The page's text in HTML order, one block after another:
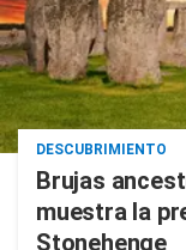
DESCUBRIMIENTO
Brujas
muestra la
Stonehenge